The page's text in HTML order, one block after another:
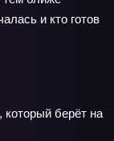
и кто готов
берёт на